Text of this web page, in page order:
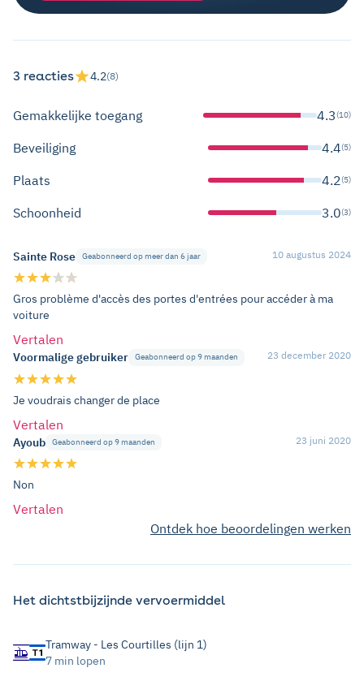
3 reacties 4.2(8)
Gemakkelijke toegang 4.3(10)
Beveiliging 4.4(5)
Plaats 4.2(5)
Schoonheid 3.0(3)
Sainte Rose Geabonneerd op meer dan 6 jaar 10 augustus 2024
Gros problème d'accès des portes d'entrées pour accéder à ma
voiture
Vertalen
Voormalige gebruiker Geabonneerd op 9 maanden 23 december 2020
Je voudrais changer de place
Vertalen
Ayoub Geabonneerd op 9 maanden 23 juni 2020
Non
Vertalen
Ontdek hoe beoordelingen werken
Het dichtstbijzijnde vervoermiddel
Tramway - Les Courtilles (lijn 1)
7 min lopen